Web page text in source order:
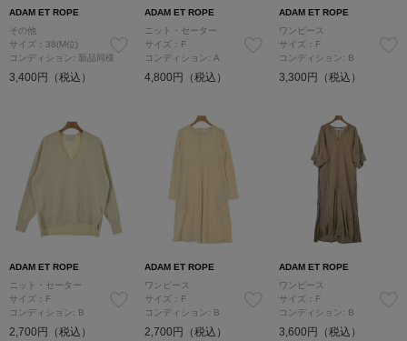
ADAM ET ROPE
その他
サイズ：38(M位)
コンディション: 新品同様
3,400円（税込）
ADAM ET ROPE
ニット・セーター
サイズ：F
コンディション: A
4,800円（税込）
ADAM ET ROPE
ワンピース
サイズ：F
コンディション: B
3,300円（税込）
ADAM ET ROPE
ニット・セーター
サイズ：F
コンディション: B
2,700円（税込）
ADAM ET ROPE
ワンピース
サイズ：F
コンディション: B
2,700円（税込）
ADAM ET ROPE
ワンピース
サイズ：F
コンディション: B
3,600円（税込）